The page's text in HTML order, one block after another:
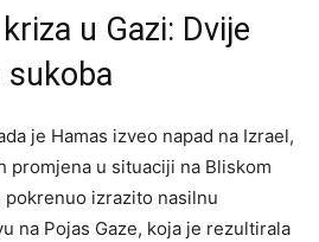
u Gazi: Dvije
sukoba
je Hamas izveo napad na Izrael,
promjena u situaciji na Bliskom
izrazito nasilnu
na Pojas Gaze, koja je rezultirala